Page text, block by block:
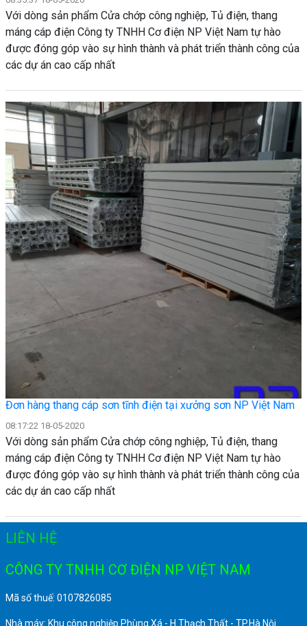
Với dòng sản phẩm Cửa chớp công nghiệp, Tủ điện, thang
máng cáp điện Công ty TNHH Cơ điện NP Việt Nam tự hào
được đóng góp vào sự hình thành và phát triển thành công của
các dự án cao cấp nhất
Đơn hàng thang cáp sơn tĩnh điện tại xưởng sơn NP Việt Nam
08:17:22 18-05-2020
Với dòng sản phẩm Cửa chớp công nghiệp, Tủ điện, thang
máng cáp điện Công ty TNHH Cơ điện NP Việt Nam tự hào
được đóng góp vào sự hình thành và phát triển thành công của
các dự án cao cấp nhất
LIÊN HỆ
CÔNG TY TNHH CƠ ĐIỆN NP VIỆT NAM
Mã số thuế: 0107826085
Nhà máy: Khu công nghiệp Phùng Xá - H.Thạch Thất - TP.Hà Nội